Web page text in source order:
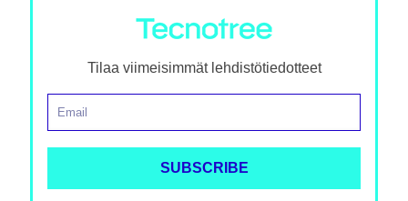
Tilaa viimeisimmät lehdistötiedotteet